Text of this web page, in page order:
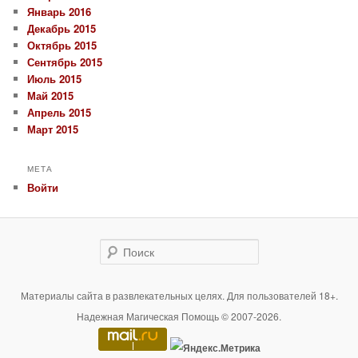
Январь 2016
Декабрь 2015
Октябрь 2015
Сентябрь 2015
Июль 2015
Май 2015
Апрель 2015
Март 2015
МЕТА
Войти
Поиск
Материалы сайта в развлекательных целях. Для пользователей 18+.
Надежная Магическая Помощь © 2007-2026.